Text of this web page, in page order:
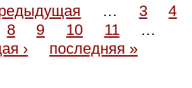
… 3
4
8 9 10 11
…
›
последняя »